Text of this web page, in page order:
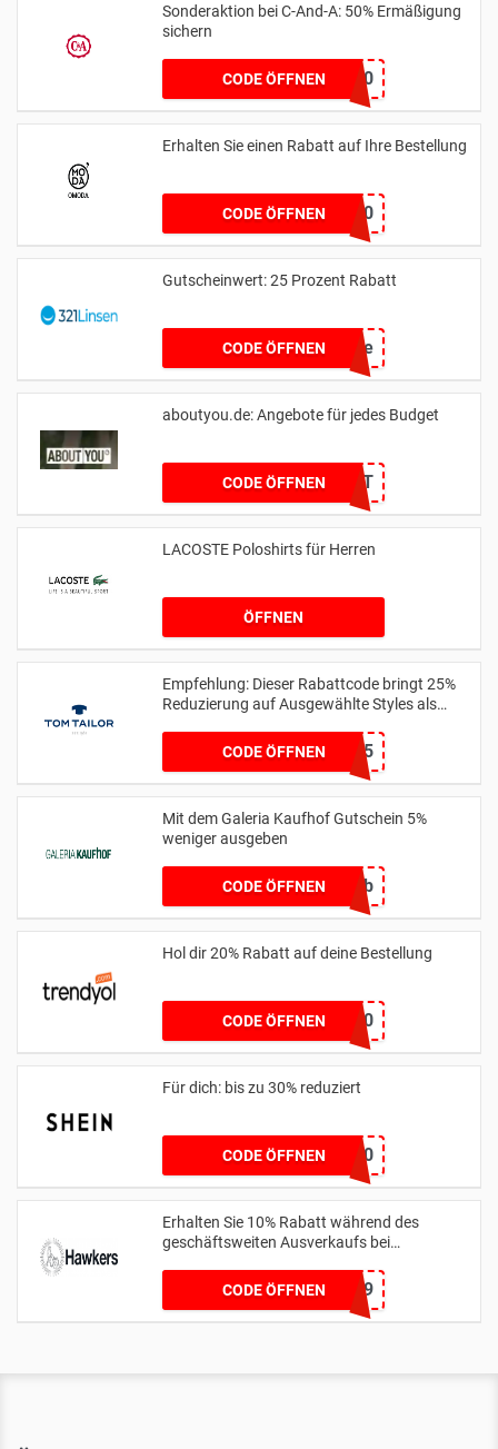
Sonderaktion bei C-And-A: 50% Ermäßigung
sichern
CODE ÖFFNENEXTRA50
Erhalten Sie einen Rabatt auf Ihre Bestellung
CODE ÖFFNENWEER10
Gutscheinwert: 25 Prozent Rabatt
CODE ÖFFNEN 90live
aboutyou.de: Angebote für jedes Budget
CODE ÖFFNENBDAYSUIT
LACOSTE Poloshirts für Herren
ÖFFNEN
Empfehlung: Dieser Rabattcode bringt 25%
Reduzierung auf Ausgewählte Styles als
CODE ÖFFNENMEMBER25
Mit dem Galeria Kaufhof Gutschein 5%
weniger ausgeben
CODE ÖFFNENgeb5b
Hol dir 20% Rabatt auf deine Bestellung
CODE ÖFFNENHELLO20
Für dich: bis zu 30% reduziert
CODE ÖFFNENUNO30
Erhalten Sie 10% Rabatt während des
geschäftsweiten Ausverkaufs bei
CODE ÖFFNEN
HC-JOAONUNES999